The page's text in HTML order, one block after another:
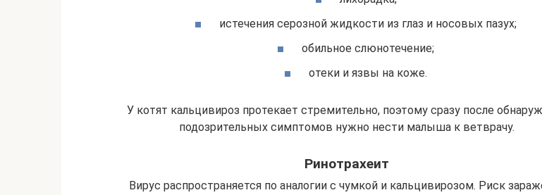
истечения серозной жидкости из глаз и носовых пазух;
обильное слюнотечение;
отеки и язвы на коже.
У котят кальцивироз протекает стремительно, поэтому сразу после
подозрительных симптомов нужно нести малыша к ветврачу.
Ринотрахеит
Вирус распространяется по аналогии с чумкой и кальцивирозом. Риск